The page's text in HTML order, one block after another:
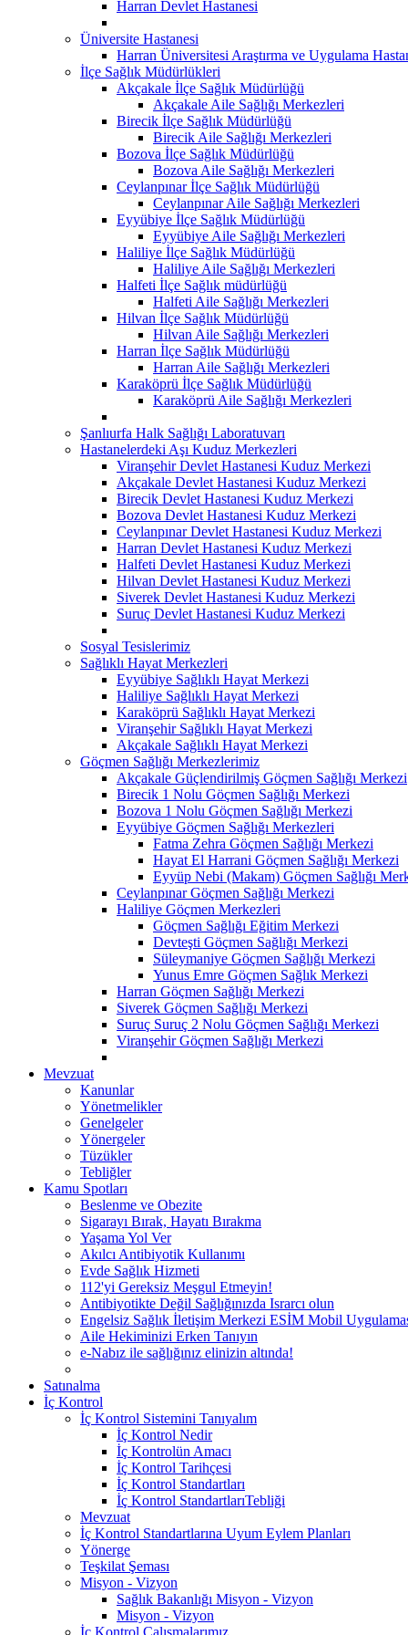
Harran Devlet Hastanesi
Üniversite Hastanesi
Harran Üniversitesi Araştırma ve Uygulama
İlçe Sağlık Müdürlükleri
Akçakale İlçe Sağlık Müdürlüğü
Akçakale Aile Sağlığı Merkezleri
Birecik İlçe Sağlık Müdürlüğü
Birecik Aile Sağlığı Merkezleri
Bozova İlçe Sağlık Müdürlüğü
Bozova Aile Sağlığı Merkezleri
Ceylanpınar İlçe Sağlık Müdürlüğü
Ceylanpınar Aile Sağlığı Merkezleri
Eyyübiye İlçe Sağlık Müdürlüğü
Eyyübiye Aile Sağlığı Merkezleri
Haliliye İlçe Sağlık Müdürlüğü
Haliliye Aile Sağlığı Merkezleri
Halfeti İlçe Sağlık müdürlüğü
Halfeti Aile Sağlığı Merkezleri
Hilvan İlçe Sağlık Müdürlüğü
Hilvan Aile Sağlığı Merkezleri
Harran İlçe Sağlık Müdürlüğü
Harran Aile Sağlığı Merkezleri
Karaköprü İlçe Sağlık Müdürlüğü
Karaköprü Aile Sağlığı Merkezleri
Şanlıurfa Halk Sağlığı Laboratuvarı
Hastanelerdeki Aşı Kuduz Merkezleri
Viranşehir Devlet Hastanesi Kuduz Merkezi
Akçakale Devlet Hastanesi Kuduz Merkezi
Birecik Devlet Hastanesi Kuduz Merkezi
Bozova Devlet Hastanesi Kuduz Merkezi
Ceylanpınar Devlet Hastanesi Kuduz Merkezi
Harran Devlet Hastanesi Kuduz Merkezi
Halfeti Devlet Hastanesi Kuduz Merkezi
Hilvan Devlet Hastanesi Kuduz Merkezi
Siverek Devlet Hastanesi Kuduz Merkezi
Suruç Devlet Hastanesi Kuduz Merkezi
Sosyal Tesislerimiz
Sağlıklı Hayat Merkezleri
Eyyübiye Sağlıklı Hayat Merkezi
Haliliye Sağlıklı Hayat Merkezi
Karaköprü Sağlıklı Hayat Merkezi
Viranşehir Sağlıklı Hayat Merkezi
Akçakale Sağlıklı Hayat Merkezi
Göçmen Sağlığı Merkezlerimiz
Akçakale Güçlendirilmiş Göçmen Sağlığı Merkezi
Birecik 1 Nolu Göçmen Sağlığı Merkezi
Bozova 1 Nolu Göçmen Sağlığı Merkezi
Eyyübiye Göçmen Sağlığı Merkezleri
Fatma Zehra Göçmen Sağlığı Merkezi
Hayat El Harrani Göçmen Sağlığı Merkezi
Eyyüp Nebi (Makam) Göçmen Sağlığı
Ceylanpınar Göçmen Sağlığı Merkezi
Haliliye Göçmen Merkezleri
Göçmen Sağlığı Eğitim Merkezi
Devteşti Göçmen Sağlığı Merkezi
Süleymaniye Göçmen Sağlığı Merkezi
Yunus Emre Göçmen Sağlık Merkezi
Harran Göçmen Sağlığı Merkezi
Siverek Göçmen Sağlığı Merkezi
Suruç Suruç 2 Nolu Göçmen Sağlığı Merkezi
Viranşehir Göçmen Sağlığı Merkezi
Mevzuat
Kanunlar
Yönetmelikler
Genelgeler
Yönergeler
Tüzükler
Tebliğler
Kamu Spotları
Beslenme ve Obezite
Sigarayı Bırak, Hayatı Bırakma
Yaşama Yol Ver
Akılcı Antibiyotik Kullanımı
Evde Sağlık Hizmeti
112'yi Gereksiz Meşgul Etmeyin!
Antibiyotikte Değil Sağlığınızda Israrcı olun
Engelsiz Sağlık İletişim Merkezi ESİM Mobil
Aile Hekiminizi Erken Tanıyın
e-Nabız ile sağlığınız elinizin altında!
Satınalma
İç Kontrol
İç Kontrol Sistemini Tanıyalım
İç Kontrol Nedir
İç Kontrolün Amacı
İç Kontrol Tarihçesi
İç Kontrol Standartları
İç Kontrol StandartlarıTebliği
Mevzuat
İç Kontrol Standartlarına Uyum Eylem Planları
Yönerge
Teşkilat Şeması
Misyon - Vizyon
Sağlık Bakanlığı Misyon - Vizyon
Misyon - Vizyon
İç Kontrol Çalışmalarımız